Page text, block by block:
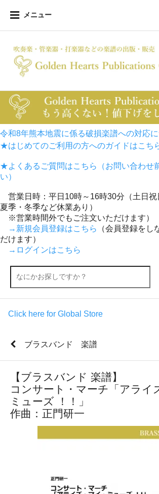
メニュー
令和8年熊本地震に係る破損楽譜への対応
★はじめてのご利用の方へのガイドはこち
★よくあるご質問はこちら（お問い合わせ
い）
営業日時：平日10時～16時30分（土日祝
夏季・冬季など休業あり）
※営業時間外でもご注文いただけます）
→新規会員登録はこちら
（会員登録をし
だけます）
→ログインはこちら
Click here for Global Store
ブラスバンド 楽譜
【ブラスバンド 楽譜】
コンサート・マーチ「アライ
ミューズ ！！」
作曲：正門研一